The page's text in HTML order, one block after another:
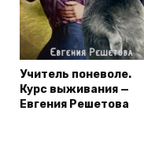
Учитель поневоле.
Курс выживания —
Евгения Решетова